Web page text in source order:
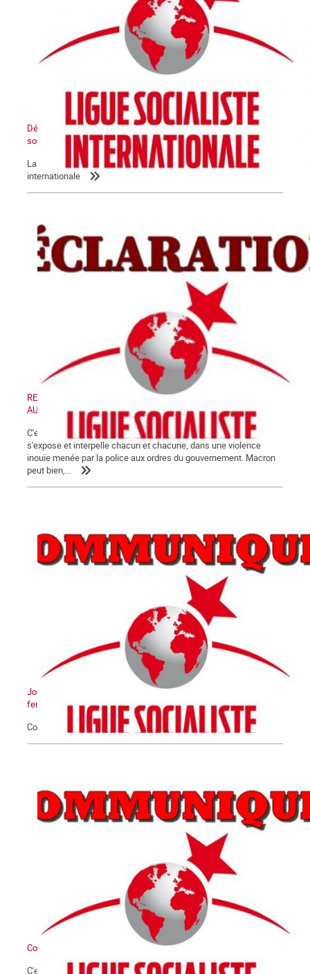
Déclaration de la LIS : L’Etat sioniste sera détruit, un Moyen-Orient
socialiste renaîtra de ses cendres
La Commune relaie la déclaration de la Ligue socialiste
internationale
RETRAIT DE LA LOI « SECURITE GLOBALE » - MANIFESTATION
AUJOURD'HUI SAMEDI 28 NOVEMBRE 2020
C'est désormais au grand jour que la crise de fin de régime
s'expose et interpelle chacun et chacune, dans une violence
inouïe menée par la police aux ordres du gouvernement. Macron
peut bien,...
Journée Internationale pour l'élimination de la violence contre les
femmes
Communiqué du 25 novembre 2020
Communiqué
C'est avec la plus extrême fermeté que nous condamnons